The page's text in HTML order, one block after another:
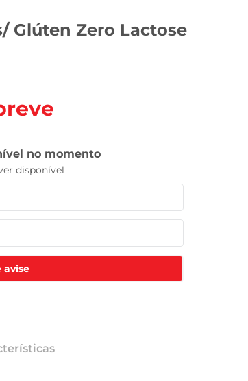
Glúten Zero Lactose
avise